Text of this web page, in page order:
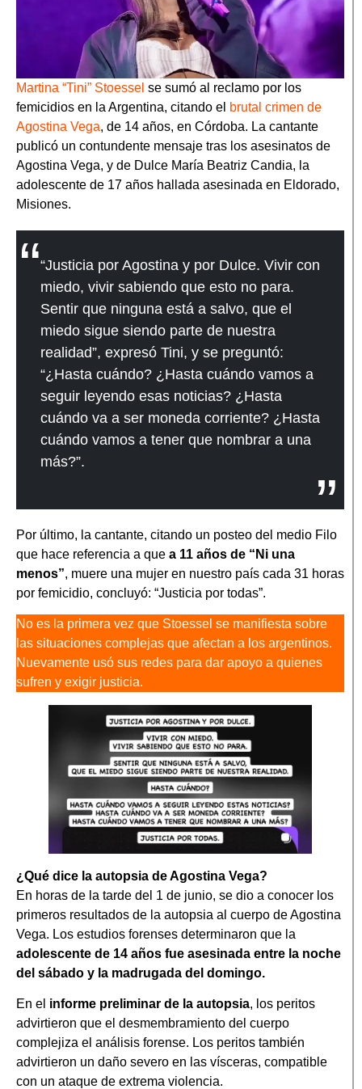
Martina “Tini” Stoessel se sumó al reclamo por los
femicidios en la Argentina, citando el brutal crimen de
Agostina Vega, de 14 años, en Córdoba. La cantante
publicó un contundente mensaje tras los asesinatos de
Agostina Vega, y de Dulce María Beatriz Candia, la
adolescente de 17 años hallada asesinada en Eldorado,
Misiones.
“Justicia por Agostina y por Dulce. Vivir con
miedo, vivir sabiendo que esto no para.
Sentir que ninguna está a salvo, que el
miedo sigue siendo parte de nuestra
realidad”, expresó Tini, y se preguntó:
“¿Hasta cuándo? ¿Hasta cuándo vamos a
seguir leyendo esas noticias? ¿Hasta
cuándo va a ser moneda corriente? ¿Hasta
cuándo vamos a tener que nombrar a una
más?”.
Por último, la cantante, citando un posteo del medio Filo
que hace referencia a que a 11 años de “Ni una
menos”, muere una mujer en nuestro país cada 31 horas
por femicidio, concluyó: “Justicia por todas”.
No es la primera vez que Stoessel se manifiesta sobre
las situaciones complejas que afectan a los argentinos.
Nuevamente usó sus redes para dar apoyo a quienes
sufren y exigir justicia.
¿Qué dice la autopsia de Agostina Vega?
En horas de la tarde del 1 de junio, se dio a conocer los
primeros resultados de la autopsia al cuerpo de Agostina
Vega. Los estudios forenses determinaron que la
adolescente de 14 años fue asesinada entre la noche
del sábado y la madrugada del domingo.
En el informe preliminar de la autopsia, los peritos
advirtieron que el desmembramiento del cuerpo
complejiza el análisis forense. Los peritos también
advirtieron un daño severo en las vísceras, compatible
con un ataque de extrema violencia.